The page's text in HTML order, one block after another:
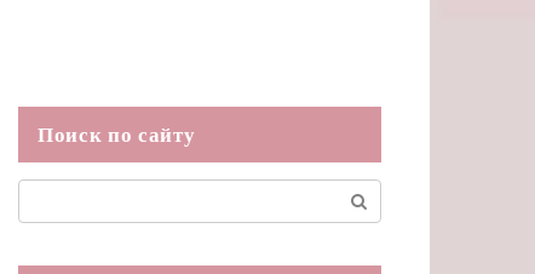
Поиск по сайту